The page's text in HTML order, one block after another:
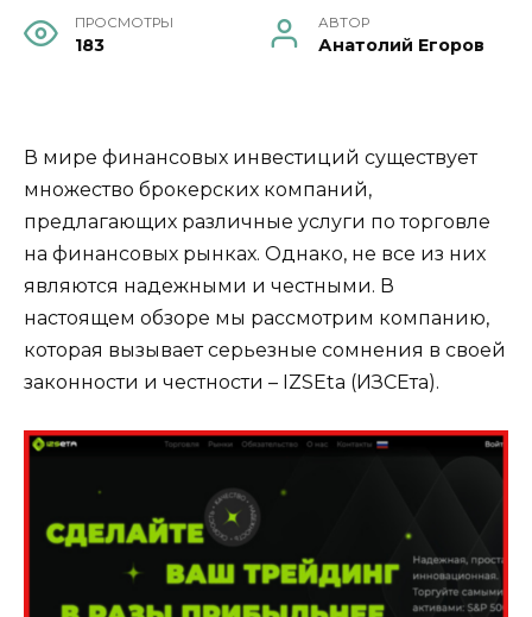
ПРОСМОТРЫ
183
АВТОР
Анатолий Егоров
В мире финансовых инвестиций существует
множество брокерских компаний,
предлагающих различные услуги по торговле
на финансовых рынках. Однако, не все из них
являются надежными и честными. В
настоящем обзоре мы рассмотрим компанию,
которая вызывает серьезные сомнения в своей
законности и честности – IZSEta (ИЗСЕта).